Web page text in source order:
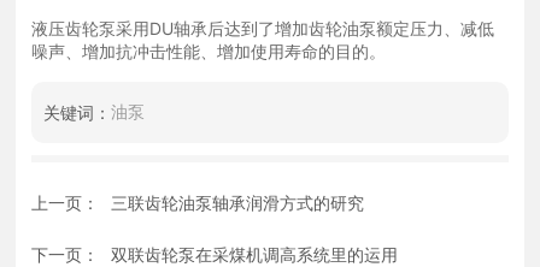
液压齿轮泵采用DU轴承后达到了增加齿轮油泵额定压力、减低
噪声、增加抗冲击性能、增加使用寿命的目的。
关键词：油泵
上一页： 三联齿轮油泵轴承润滑方式的研究
下一页： 双联齿轮泵在采煤机调高系统里的运用